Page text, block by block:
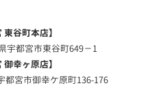
東谷町本店】
宇都宮市東谷町649－1
御幸ヶ原店】
宮市御幸ケ原町136-176